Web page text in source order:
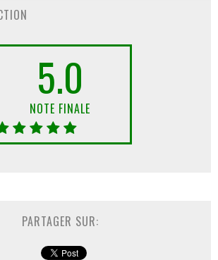
5.0
NOTE FINALE
PARTAGER SUR: